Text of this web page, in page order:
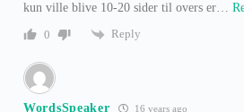
kun ville blive 10-20 sider til overs er…
0
Reply
WordsSpeaker 16 years ago